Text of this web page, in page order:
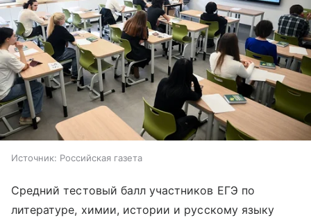
Источник: Российская газета
Средний тестовый балл участников ЕГЭ по
литературе, химии, истории и русскому языку